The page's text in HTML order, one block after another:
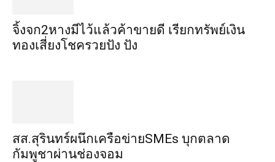
จิ้งจก​2​หาง​มีไว้แล้ว​ค้าขาย​ดี​ เรียก​ทรัพย์เงิน
ทอง​เสี่ยงโชค​รวยปัง​ ปัง​
สส.สุรินทร์ผนึกเครือข่ายSMEs บุกตลาด
กัมพูชาผ่านช่องจอม